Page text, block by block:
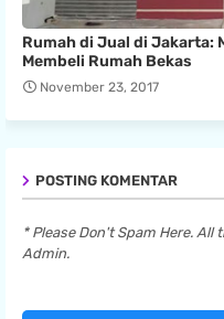
Rumah di Jual di Jakarta:
Membeli Rumah Bekas
November 23, 2017
POSTING KOMENTAR
* Please Don't Spam Here.
Admin.